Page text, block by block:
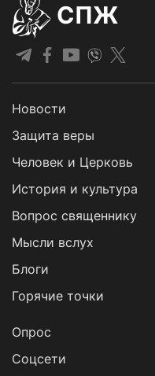
СПЖ
Новости
Защита веры
Человек и Церковь
История и культура
Вопрос священнику
Мысли вслух
Блоги
Горячие точки
Опрос
Cоцсети